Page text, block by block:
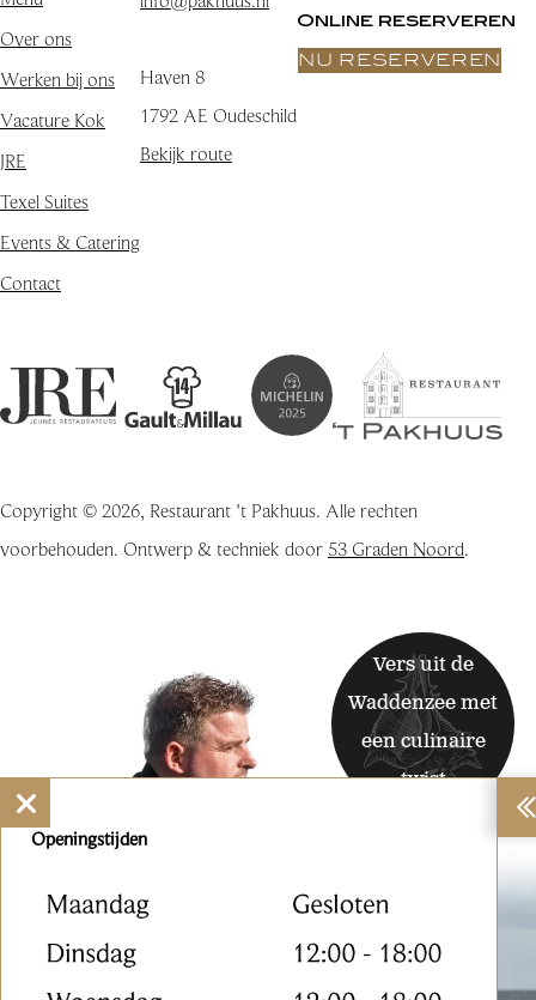
Openingstijden
Vers uit de
Waddenzee met
een culinaire
twist
Over ons
Werken bij ons
Vacature Kok
JRE
Texel Suites
Events & Catering
Contact
Haven 8
1792 AE Oudeschild
Bekijk route
Online reserveren
NU RESERVEREN
Copyright © 2026, Restaurant 't Pakhuus. Alle rechten
voorbehouden. Ontwerp & techniek door 53 Graden Noord.